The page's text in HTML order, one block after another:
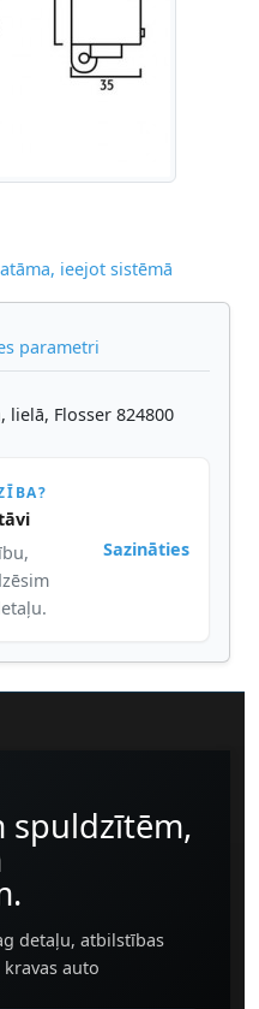
ieejot sistēmā
parametri
Flosser 824800
Sazināties
spuldzītēm,
detaļu, atbilstības
auto